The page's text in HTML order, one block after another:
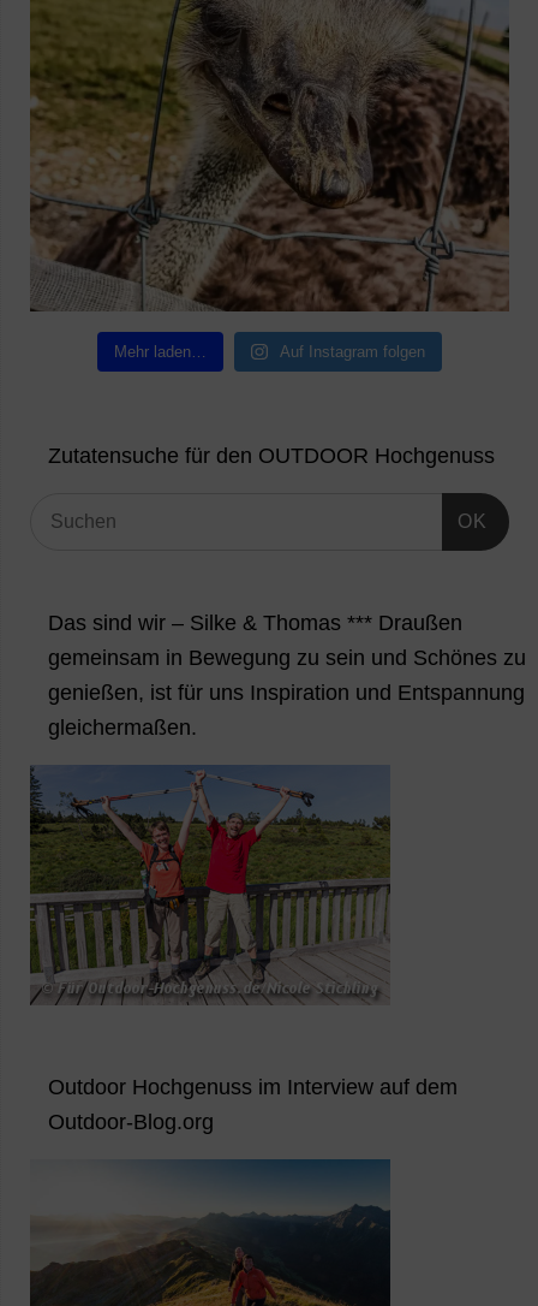
Mehr laden… Auf Instagram folgen
Zutatensuche für den OUTDOOR Hochgenuss
OK
Das sind wir – Silke & Thomas *** Draußen
gemeinsam in Bewegung zu sein und Schönes zu
genießen, ist für uns Inspiration und Entspannung
gleichermaßen.
Outdoor Hochgenuss im Interview auf dem
Outdoor-Blog.org